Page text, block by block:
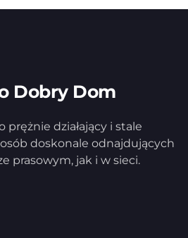
Dobry Dom
prężnie działający i stale
osób doskonale odnajdujących
prasowym, jak i w sieci.